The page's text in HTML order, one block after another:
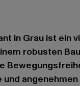
in Grau ist
robusten